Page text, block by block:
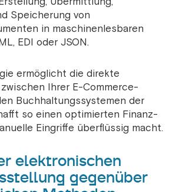
Speicherung von
in maschinenlesbaren
EDI oder JSON.
ermöglicht die direkte
Ihrer E-Commerce-
Buchhaltungssystemen der
so einen optimierten Finanz-
Eingriffe überflüssig macht.
elektronischen
gegenüber